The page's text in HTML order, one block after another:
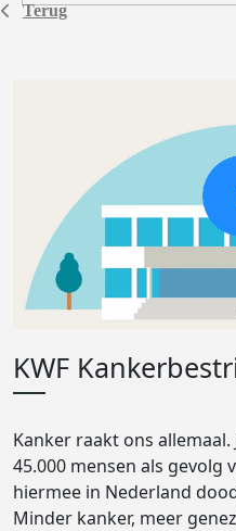
Terug
KWF
Kanker raakt ons
45.000 mensen als gevolg
hiermee in Nederland
Minder kanker, meer